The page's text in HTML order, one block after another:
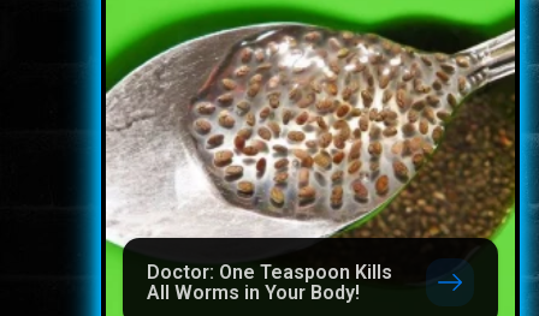
Doctor: One Teaspoon Kills
All Worms in Your Body!